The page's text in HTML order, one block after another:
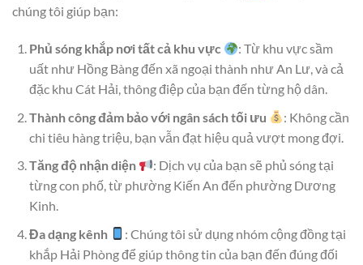
chúng tôi giúp bạn:
Phủ sóng khắp nơi tất cả khu vực
: Từ khu vực sầm
uất như Hồng Bàng đến xã ngoại thành như An Lư, và cả
đặc khu Cát Hải, thông điệp của bạn đến từng hộ dân.
Thành công đảm bảo với ngân sách tối ưu
: Không cần
chi tiêu hàng triệu, bạn vẫn đạt hiệu quả vượt mong đợi.
Tăng độ nhận diện
: Dịch vụ của bạn sẽ phủ sóng tại
từng con phố, từ phường Kiến An đến phường Dương
Kinh.
Đa dạng kênh
: Chúng tôi sử dụng nhóm cộng đồng tại
khắp Hải Phòng để giúp thông tin của bạn đến đúng đối